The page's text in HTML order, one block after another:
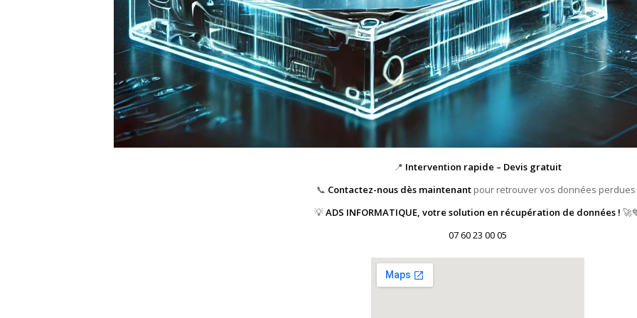
📍 Intervention rapide – Devis gratuit
📞 Contactez-nous dès maintenantpour retrouver vos données perdues
💡ADS INFORMATIQUE, votre solution en récupération de données !
07 60 23 00 05